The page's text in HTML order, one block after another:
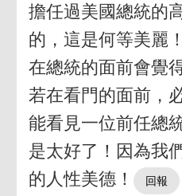
擔任過美國總統的
的，這是何等美麗
在總統的面前會覺
若在看門的面前，
能看見一位前任總
是太好了！因為我
的人性美德！